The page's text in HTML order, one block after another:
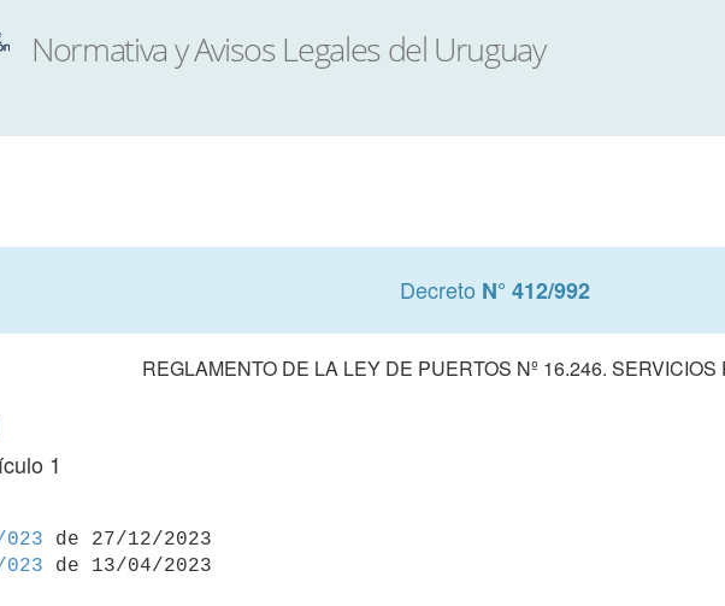
Decreto N° 412/992
REGLAMENTO DE LA LEY DE PUERTOS Nº 16.246. SERVICIOS
1
023 de 27/12/2023
023 de 13/04/2023